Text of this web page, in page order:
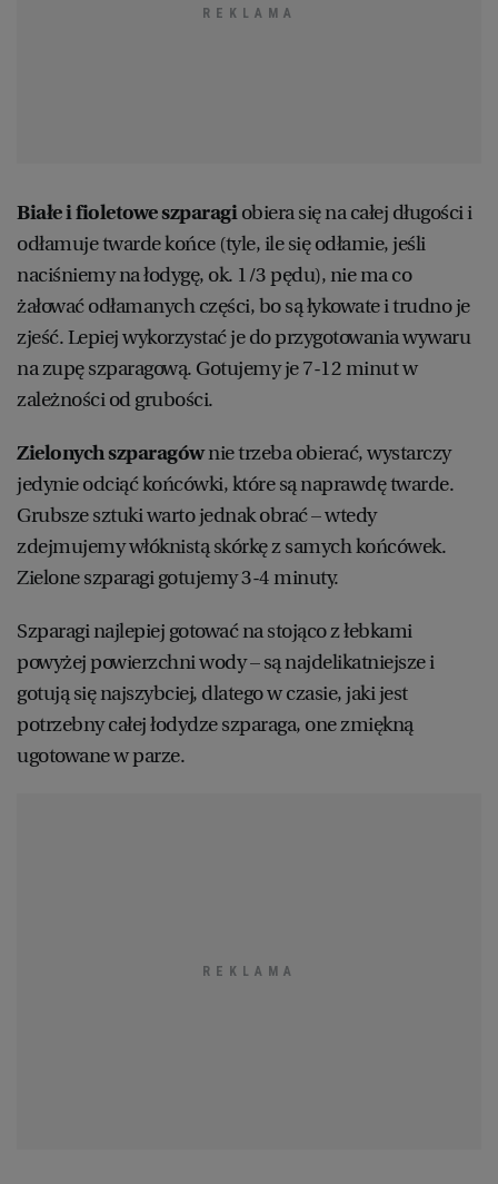
Białe i fioletowe szparagiobiera się na całej długości i
odłamuje twarde końce (tyle, ile się odłamie, jeśli
naciśniemy na łodygę, ok. 1/3 pędu), nie ma co
żałować odłamanych części, bo są łykowate i trudno je
zjeść. Lepiej wykorzystać je do przygotowania wywaru
na zupę szparagową. Gotujemy je 7-12 minut w
zależności od grubości.
Zielonych szparagównie trzeba obierać, wystarczy
jedynie odciąć końcówki, które są naprawdę twarde.
Grubsze sztuki warto jednak obrać – wtedy
zdejmujemy włóknistą skórkę z samych końcówek.
Zielone szparagi gotujemy 3-4 minuty.
Szparagi najlepiej gotować na stojąco z łebkami
powyżej powierzchni wody – są najdelikatniejsze i
gotują się najszybciej, dlatego w czasie, jaki jest
potrzebny całej łodydze szparaga, one zmiękną
ugotowane w parze.